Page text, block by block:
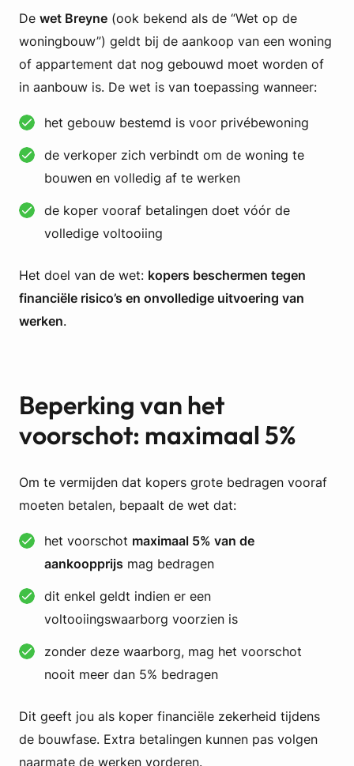
De wet Breyne (ook bekend als de “Wet op de
woningbouw”) geldt bij de aankoop van een woning
of appartement dat nog gebouwd moet worden of
in aanbouw is. De wet is van toepassing wanneer:
het gebouw bestemd is voor privébewoning
de verkoper zich verbindt om de woning te
bouwen en volledig af te werken
de koper vooraf betalingen doet vóór de
volledige voltooiing
Het doel van de wet: kopers beschermen tegen
financiële risico’s en onvolledige uitvoering van
werken.
Beperking van het
voorschot: maximaal 5%
Om te vermijden dat kopers grote bedragen vooraf
moeten betalen, bepaalt de wet dat:
het voorschot maximaal 5% van de
aankoopprijs mag bedragen
dit enkel geldt indien er een
voltooiingswaarborg voorzien is
zonder deze waarborg, mag het voorschot
nooit meer dan 5% bedragen
Dit geeft jou als koper financiële zekerheid tijdens
de bouwfase. Extra betalingen kunnen pas volgen
naarmate de werken vorderen.